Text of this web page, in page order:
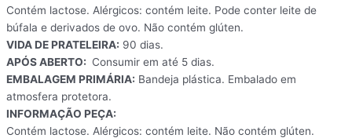
Contém lactose. Alérgicos: contém leite. Pode conter leite de
búfala e derivados de ovo. Não contém glúten.
VIDA DE PRATELEIRA: 90 dias.
APÓS ABERTO: Consumir em até 5 dias.
EMBALAGEM PRIMÁRIA: Bandeja plástica. Embalado em
atmosfera protetora.
INFORMAÇÃO PEÇA:
Contém lactose. Alérgicos: contém leite. Não contém glúten.